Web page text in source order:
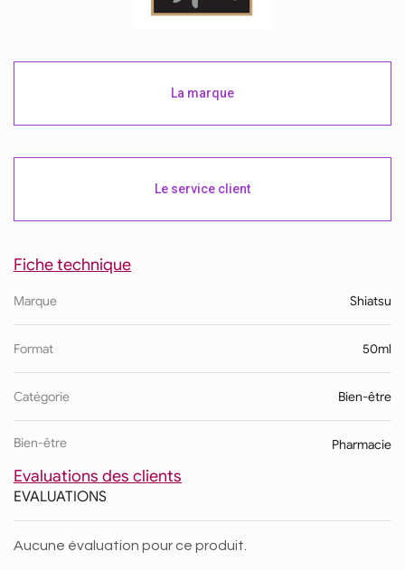
La marque
Le service client
Fiche technique
Marque Shiatsu
Format 50ml
Catégorie Bien-être
Bien-être Pharmacie
Evaluations des clients
EVALUATIONS
Aucune évaluation pour ce produit.